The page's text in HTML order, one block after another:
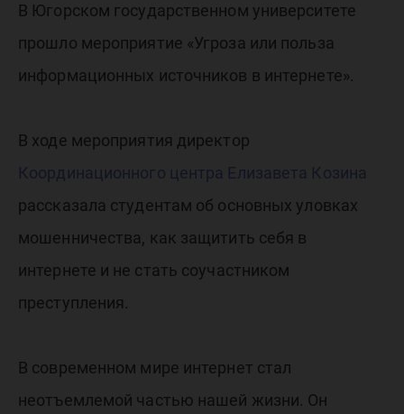
В Югорском государственном университете
прошло мероприятие «Угроза или польза
информационных источников в интернете».
В ходе мероприятия директор
Координационного центра Елизавета Козина
рассказала студентам об основных уловках
мошенничества, как защитить себя в
интернете и не стать соучастником
преступления.
В современном мире интернет стал
неотъемлемой частью нашей жизни. Он